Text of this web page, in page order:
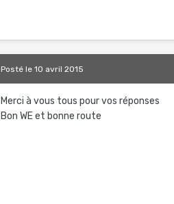
Postéle 10 avril 2015
Merci à vous tous pour vos réponses
Bon WE et bonne route